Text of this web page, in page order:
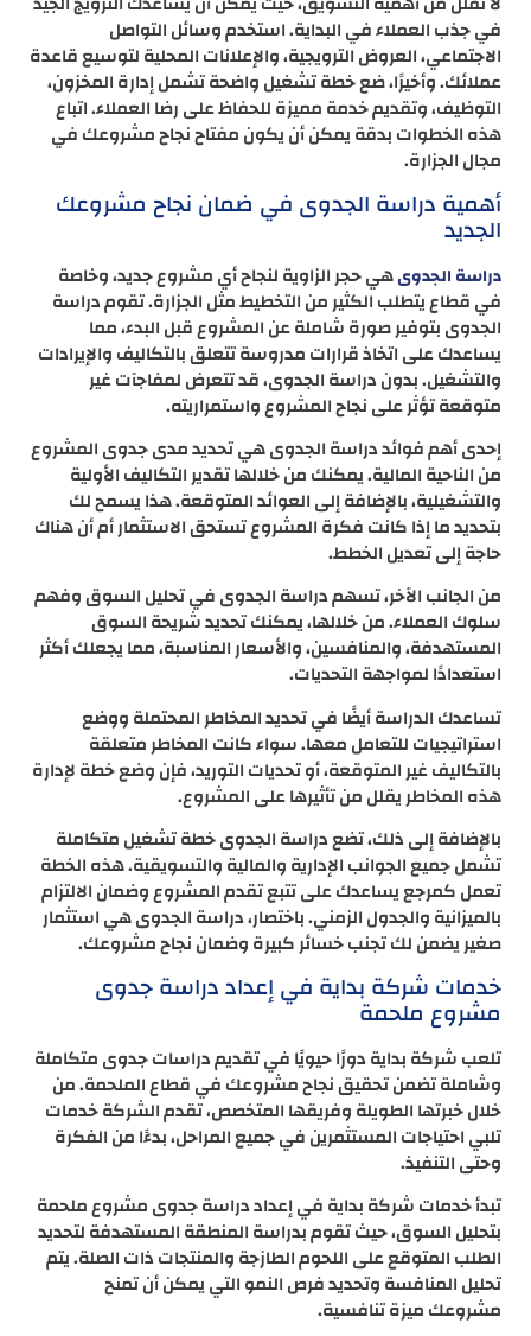
في جذب العملاء في البداية. استخدم وسائل التواصل
الاجتماعي، العروض الترويجية، والإعلانات المحلية لتوسيع قاعدة
عملائك. وأخيرًا، ضع خطة تشغيل واضحة تشمل إدارة المخزون،
التوظيف، وتقديم خدمة مميزة للحفاظ على رضا العملاء. اتباع
هذه الخطوات بدقة يمكن أن يكون مفتاح نجاح مشروعك في
مجال الجزارة.
أهمية دراسة الجدوى في ضمان نجاح مشروعك
الجديد
دراسة الجدوىهي حجر الزاوية لنجاح أي مشروع جديد، وخاصة
في قطاع يتطلب الكثير من التخطيط مثل الجزارة. تقوم دراسة
الجدوى بتوفير صورة شاملة عن المشروع قبل البدء، مما
يساعدك على اتخاذ قرارات مدروسة تتعلق بالتكاليف والإيرادات
والتشغيل. بدون دراسة الجدوى، قد تتعرض لمفاجآت غير
متوقعة تؤثر على نجاح المشروع واستمراريته.
إحدى أهم فوائد دراسة الجدوى هي تحديد مدى جدوى المشروع
من الناحية المالية. يمكنك من خلالها تقدير التكاليف الأولية
والتشغيلية، بالإضافة إلى العوائد المتوقعة. هذا يسمح لك
بتحديد ما إذا كانت فكرة المشروع تستحق الاستثمار أم أن هناك
حاجة إلى تعديل الخطط.
من الجانب الآخر، تسهم دراسة الجدوى في تحليل السوق وفهم
سلوك العملاء. من خلالها، يمكنك تحديد شريحة السوق
المستهدفة، والمنافسين، والأسعار المناسبة، مما يجعلك أكثر
استعدادًا لمواجهة التحديات.
تساعدك الدراسة أيضًا في تحديد المخاطر المحتملة ووضع
استراتيجيات للتعامل معها. سواء كانت المخاطر متعلقة
بالتكاليف غير المتوقعة، أو تحديات التوريد، فإن وضع خطة لإدارة
هذه المخاطر يقلل من تأثيرها على المشروع.
بالإضافة إلى ذلك، تضع دراسة الجدوى خطة تشغيل متكاملة
تشمل جميع الجوانب الإدارية والمالية والتسويقية. هذه الخطة
تعمل كمرجع يساعدك على تتبع تقدم المشروع وضمان الالتزام
بالميزانية والجدول الزمني. باختصار، دراسة الجدوى هي استثمار
صغير يضمن لك تجنب خسائر كبيرة وضمان نجاح مشروعك.
خدمات شركة بداية في إعداد دراسة جدوى
مشروع ملحمة
تلعب شركة بداية دورًا حيويًا في تقديم دراسات جدوى متكاملة
وشاملة تضمن تحقيق نجاح مشروعك في قطاع الملحمة. من
خلال خبرتها الطويلة وفريقها المتخصص، تقدم الشركة خدمات
تلبي احتياجات المستثمرين في جميع المراحل، بدءًا من الفكرة
وحتى التنفيذ.
تبدأ خدمات شركة بداية في إعداد دراسة جدوى مشروع ملحمة
بتحليل السوق، حيث تقوم بدراسة المنطقة المستهدفة لتحديد
الطلب المتوقع على اللحوم الطازجة والمنتجات ذات الصلة. يتم
تحليل المنافسة وتحديد فرص النمو التي يمكن أن تمنح
مشروعك ميزة تنافسية.